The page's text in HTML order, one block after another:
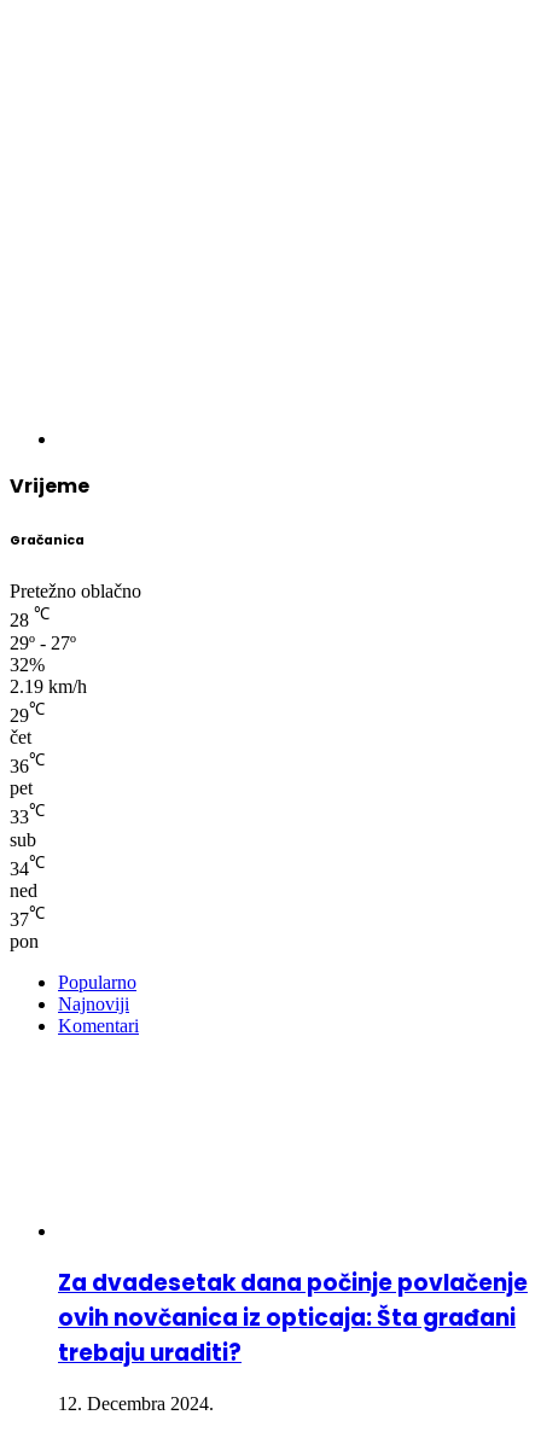
Vrijeme
Gračanica
Pretežno oblačno
28 ℃
29º - 27º
32%
2.19 km/h
29℃
čet
36℃
pet
33℃
sub
34℃
ned
37℃
pon
Popularno
Najnoviji
Komentari
Za dvadesetak dana počinje povlačenje
ovih novčanica iz opticaja: Šta građani
trebaju uraditi?
12. Decembra 2024.